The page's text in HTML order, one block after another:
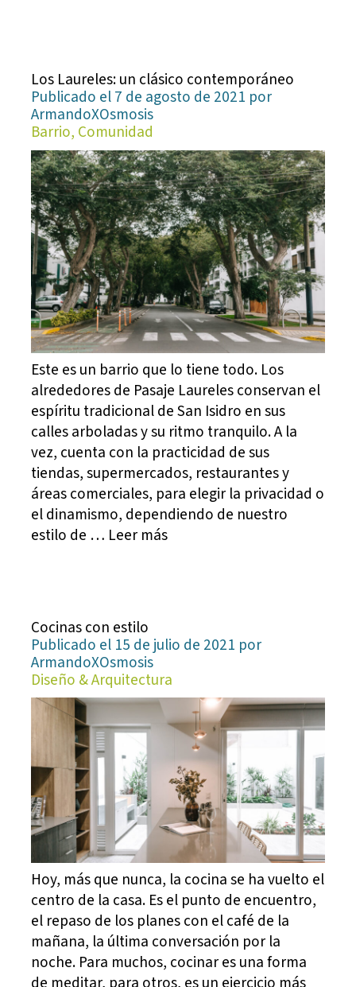
Los Laureles: un clásico contemporáneo
Publicado el 7 de agosto de 2021 por
ArmandoXOsmosis
Barrio, Comunidad
Este es un barrio que lo tiene todo. Los
alrededores de Pasaje Laureles conservan el
espíritu tradicional de San Isidro en sus
calles arboladas y su ritmo tranquilo. A la
vez, cuenta con la practicidad de sus
tiendas, supermercados, restaurantes y
áreas comerciales, para elegir la privacidad o
el dinamismo, dependiendo de nuestro
estilo de … Leer más
Cocinas con estilo
Publicado el 15 de julio de 2021 por
ArmandoXOsmosis
Diseño & Arquitectura
Hoy, más que nunca, la cocina se ha vuelto el
centro de la casa. Es el punto de encuentro,
el repaso de los planes con el café de la
mañana, la última conversación por la
noche. Para muchos, cocinar es una forma